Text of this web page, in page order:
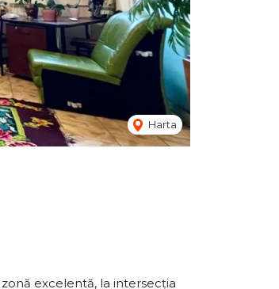
Harta
excelentă, la intersecția